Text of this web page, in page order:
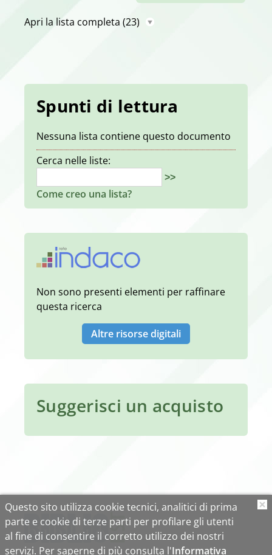
Apri la lista completa (23)
Spunti di lettura
Nessuna lista contiene questo documento
Cerca nelle liste:
>>
Come creo una lista?
Non sono presenti elementi per raffinare
questa ricerca
Altre risorse digitali
Suggerisci un acquisto
Questo sito utilizza cookie tecnici, analitici di prima
parte e cookie di terze parti per profilare gli utenti
al fine di consentire il corretto utilizzo dei nostri
servizi. Per saperne di più consulta l'Informativa